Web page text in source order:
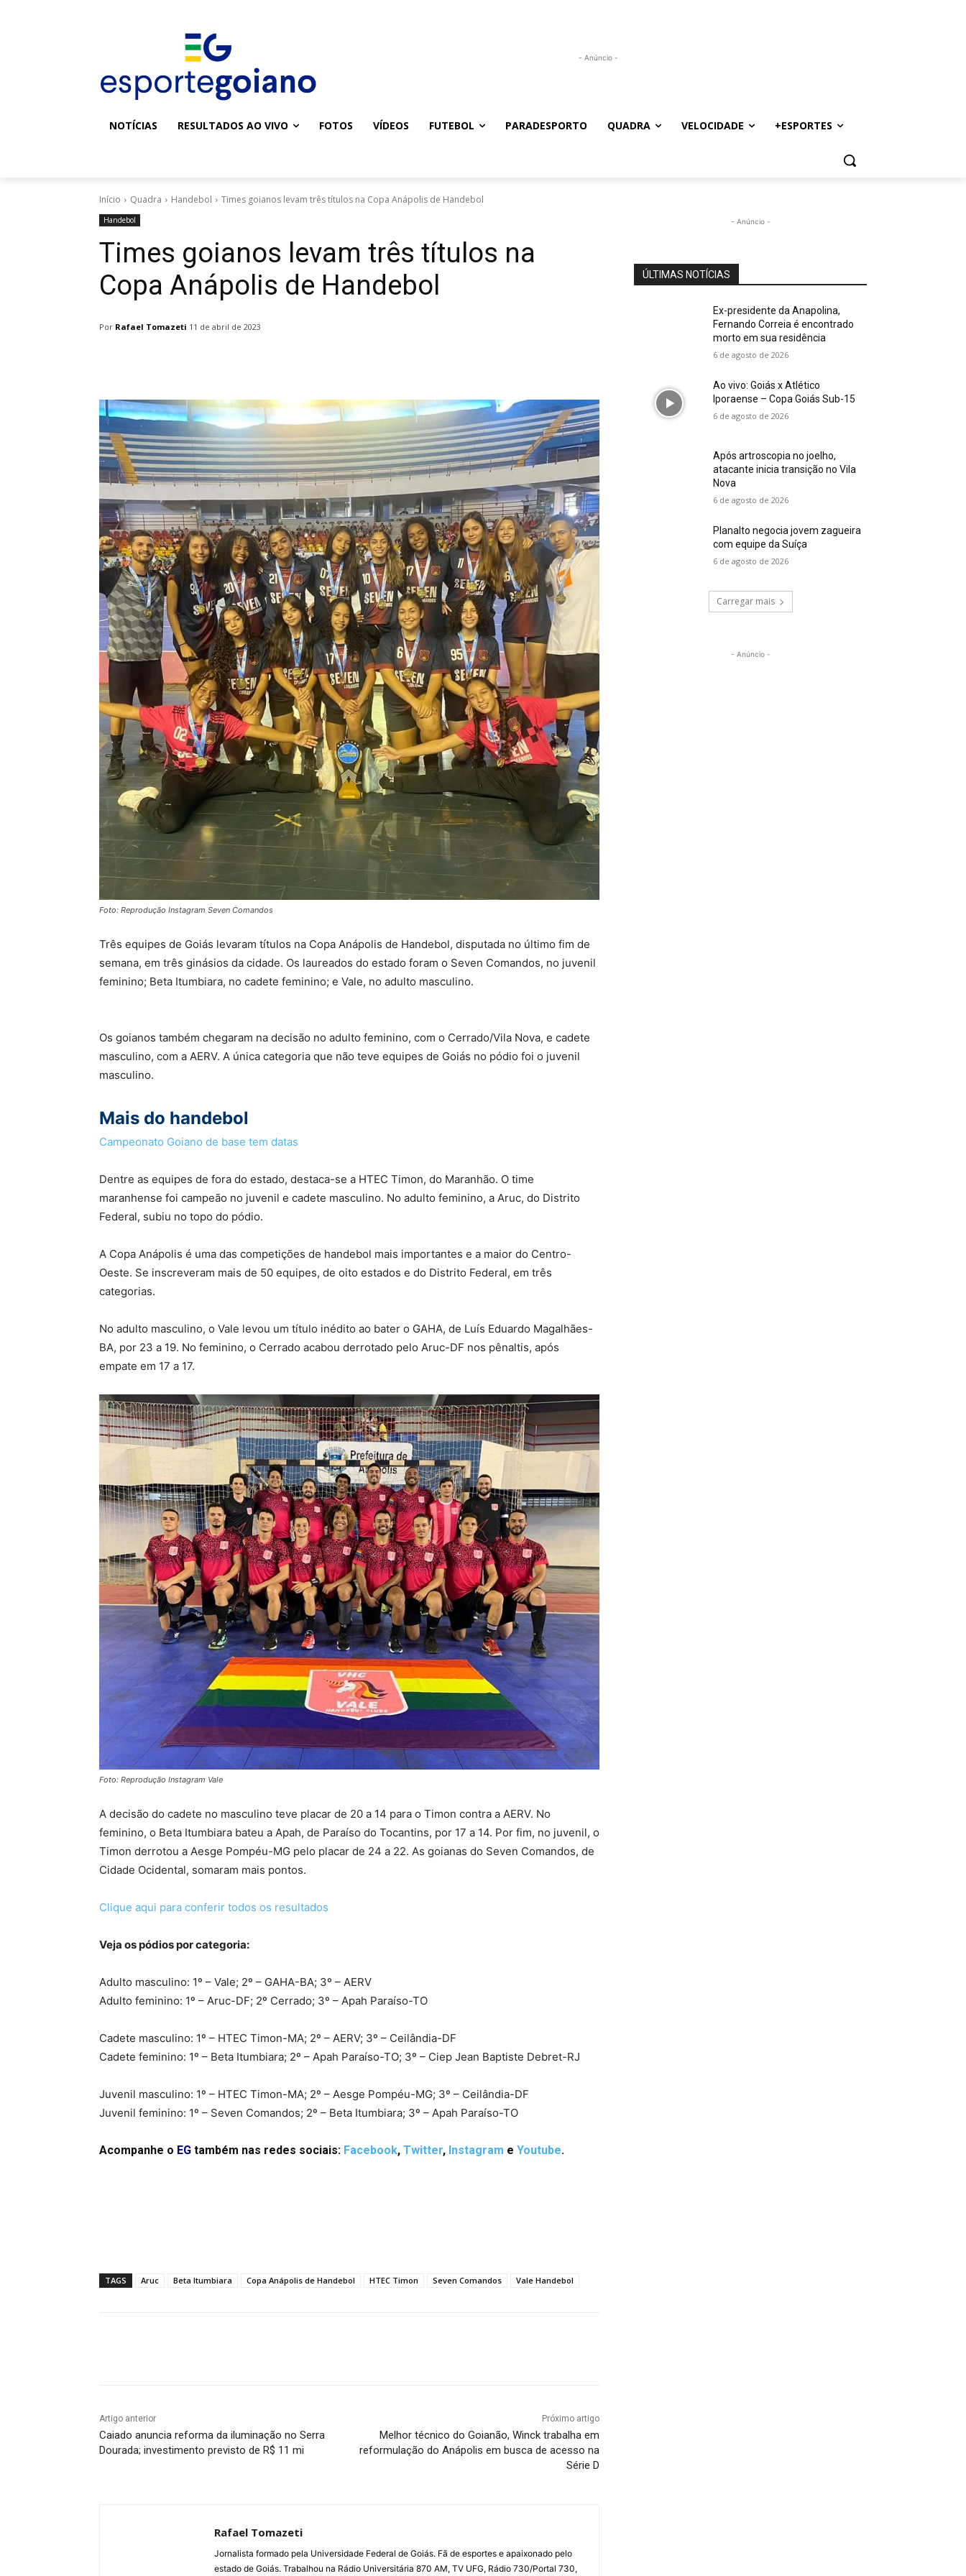
- Anúncio -
NOTÍCIAS RESULTADOS AO VIVO FOTOS VÍDEOS FUTEBOL PARADESPORTO QUADRA VELOCIDADE +ESPORTES
Início Quadra Handebol Times goianos levam três títulos na Copa Anápolis de Handebol
Handebol
Times goianos levam três títulos na
Copa Anápolis de Handebol
Por Rafael Tomazeti 11 de abril de 2023
Foto: Reprodução Instagram Seven Comandos
Três equipes de Goiás levaram títulos na Copa Anápolis de Handebol, disputada no último fim de
semana, em três ginásios da cidade. Os laureados do estado foram o Seven Comandos, no juvenil
feminino; Beta Itumbiara, no cadete feminino; e Vale, no adulto masculino.
Os goianos também chegaram na decisão no adulto feminino, com o Cerrado/Vila Nova, e cadete
masculino, com a AERV. A única categoria que não teve equipes de Goiás no pódio foi o juvenil
masculino.
Mais do handebol
Campeonato Goiano de base tem datas
Dentre as equipes de fora do estado, destaca-se a HTEC Timon, do Maranhão. O time
maranhense foi campeão no juvenil e cadete masculino. No adulto feminino, a Aruc, do Distrito
Federal, subiu no topo do pódio.
A Copa Anápolis é uma das competições de handebol mais importantes e a maior do Centro-
Oeste. Se inscreveram mais de 50 equipes, de oito estados e do Distrito Federal, em três
categorias.
No adulto masculino, o Vale levou um título inédito ao bater o GAHA, de Luís Eduardo Magalhães-
BA, por 23 a 19. No feminino, o Cerrado acabou derrotado pelo Aruc-DF nos pênaltis, após
empate em 17 a 17.
Foto: Reprodução Instagram Vale
A decisão do cadete no masculino teve placar de 20 a 14 para o Timon contra a AERV. No
feminino, o Beta Itumbiara bateu a Apah, de Paraíso do Tocantins, por 17 a 14. Por fim, no juvenil, o
Timon derrotou a Aesge Pompéu-MG pelo placar de 24 a 22. As goianas do Seven Comandos, de
Cidade Ocidental, somaram mais pontos.
Clique aqui para conferir todos os resultados
Veja os pódios por categoria:
Adulto masculino: 1º – Vale; 2º – GAHA-BA; 3º – AERV
Adulto feminino: 1º – Aruc-DF; 2º Cerrado; 3º – Apah Paraíso-TO
Cadete masculino: 1º – HTEC Timon-MA; 2º – AERV; 3º – Ceilândia-DF
Cadete feminino: 1º – Beta Itumbiara; 2º – Apah Paraíso-TO; 3º – Ciep Jean Baptiste Debret-RJ
Juvenil masculino: 1º – HTEC Timon-MA; 2º – Aesge Pompéu-MG; 3º – Ceilândia-DF
Juvenil feminino: 1º – Seven Comandos; 2º – Beta Itumbiara; 3º – Apah Paraíso-TO
Acompanhe o EG também nas redes sociais: Facebook, Twitter, Instagram e Youtube.
TAGS Aruc Beta Itumbiara Copa Anápolis de Handebol HTEC Timon Seven Comandos Vale Handebol
Artigo anterior
Caiado anuncia reforma da iluminação no Serra
Dourada; investimento previsto de R$ 11 mi
Próximo artigo
Melhor técnico do Goianão, Winck trabalha em
reformulação do Anápolis em busca de acesso na
Série D
Rafael Tomazeti
Jornalista formado pela Universidade Federal de Goiás. Fã de esportes e apaixonado pelo
estado de Goiás. Trabalhou na Rádio Universitária 870 AM, TV UFG, Rádio 730/Portal 730,
- Anúncio -
ÚLTIMAS NOTÍCIAS
Ex-presidente da Anapolina,
Fernando Correia é encontrado
morto em sua residência
6 de agosto de 2026
Ao vivo: Goiás x Atlético
Iporaense – Copa Goiás Sub-15
6 de agosto de 2026
Após artroscopia no joelho,
atacante inicia transição no Vila
Nova
6 de agosto de 2026
Planalto negocia jovem zagueira
com equipe da Suíça
6 de agosto de 2026
Carregar mais
- Anúncio -